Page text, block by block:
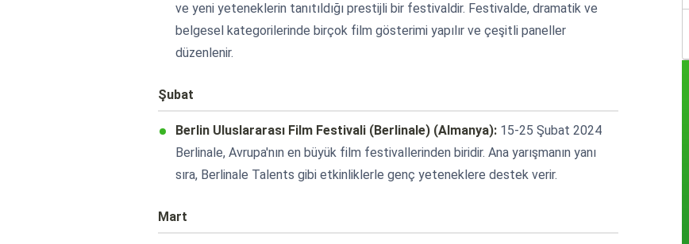
ve yeni yeteneklerin tanıtıldığı prestijli bir festivaldir. Festivalde, dramatik ve
belgesel kategorilerinde birçok film gösterimi yapılır ve çeşitli paneller
düzenlenir.
Şubat
Berlin Uluslararası Film Festivali (Berlinale) (Almanya): 15-25 Şubat 2024
Berlinale, Avrupa'nın en büyük film festivallerinden biridir. Ana yarışmanın yanı
sıra, Berlinale Talents gibi etkinliklerle genç yeteneklere destek verir.
Mart